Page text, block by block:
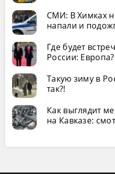
СМИ: В Химках
напали и
Где будет
России: Европа?
Такую зиму в
так?!
Как выглядит
на Кавказе: